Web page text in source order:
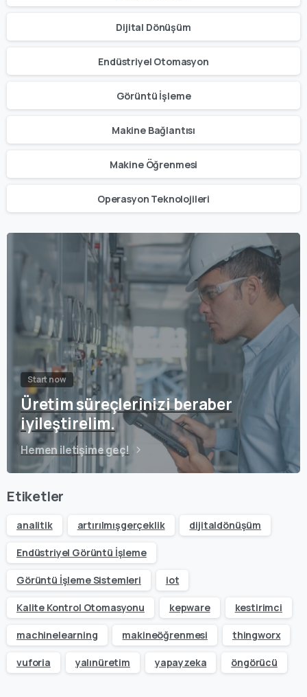
Dijital Dönüşüm
Endüstriyel Otomasyon
Görüntü İşleme
Makine Bağlantısı
Makine Öğrenmesi
Operasyon Teknolojileri
Start now
Üretim süreçlerinizi beraber
iyileştirelim.
Hemen iletişime geç!
Etiketler
analitik artırılmışgerçeklik dijitaldönüşüm
Endüstriyel Görüntü İşleme
Görüntü İşleme Sistemleri iot
Kalite Kontrol Otomasyonu kepware kestirimci
machinelearning makineöğrenmesi thingworx
vuforia yalınüretim yapayzeka öngörücü